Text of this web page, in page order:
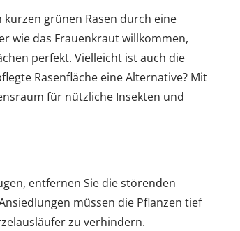
grünen Rasen durch eine
wie das Frauenkraut willkommen,
perfekt. Vielleicht ist auch die
Rasenfläche eine Alternative? Mit
für nützliche Insekten und
entfernen Sie die störenden
müssen die Pflanzen tief
zu verhindern.